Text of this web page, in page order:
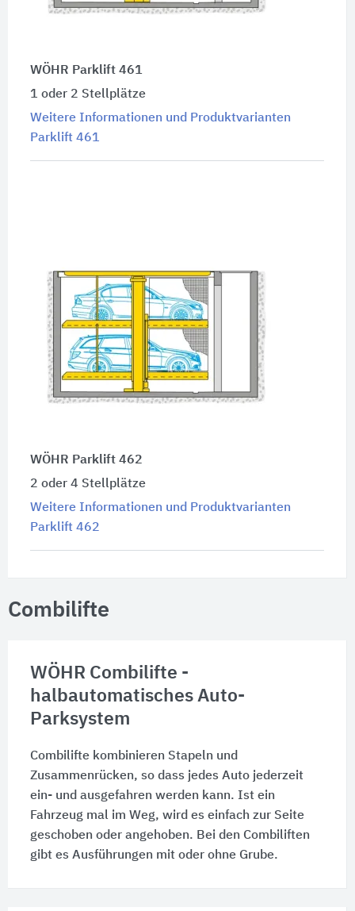
WÖHR Parklift 461
1 oder 2 Stellplätze
Weitere Informationen und Produktvarianten
Parklift 461
WÖHR Parklift 462
2 oder 4 Stellplätze
Weitere Informationen und Produktvarianten
Parklift 462
Combilifte
WÖHR Combilifte -
halbautomatisches Auto-
Parksystem
Combilifte kombinieren Stapeln und
Zusammenrücken, so dass jedes Auto jederzeit
ein- und ausgefahren werden kann. Ist ein
Fahrzeug mal im Weg, wird es einfach zur Seite
geschoben oder angehoben. Bei den Combiliften
gibt es Ausführungen mit oder ohne Grube.